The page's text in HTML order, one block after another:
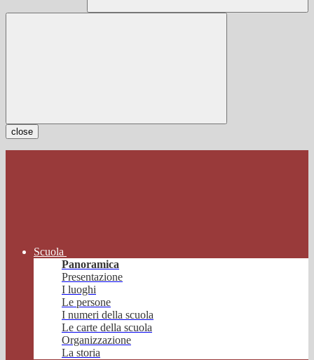
close
Scuola
Panoramica
Presentazione
I luoghi
Le persone
I numeri della scuola
Le carte della scuola
Organizzazione
La storia